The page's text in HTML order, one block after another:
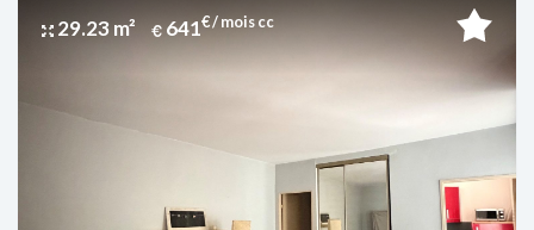
29.23 m² 641€ / mois cc